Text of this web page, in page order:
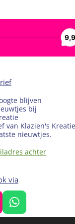
blijven
bij
van Klazien's Kreatie
nieuwtjes.
achter
via
W
h